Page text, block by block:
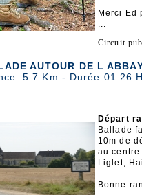
Merci Ed
...
Circuit
AUTOUR DE L
5.7 Km - Durée:01:26
Départ
Ballade
10m de
au
Liglet,
Bonne